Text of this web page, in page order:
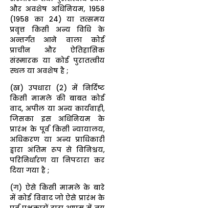
और अवशेष अधिनियम, 1958
(1958 का 24) या तत्समय
प्रवृत्त किसी अन्य विधि के
अन्तर्गत आने वाला कोई
प्राचीन और ऐतिहासिक
संस्मारक या कोई पुरातत्वीय
स्थल या अवशेष है ;
(ख) उपधारा (2) में निर्दिष्ट
किसी मामले की बाबत कोई
वाद, अपील या अन्य कार्यवाही,
जिसका इस अधिनियम के
प्रारंभ के पूर्व किसी न्यायालय,
अधिकरण या अन्य प्राधिकारी
द्वारा अंतिम रूप से विनिश्चय,
परिनिर्धारण या निपटारा कर
दिया गया है ;
(ग) ऐसे किसी मामले के बारे
में कोई विवाद जो ऐसे प्रारंभ के